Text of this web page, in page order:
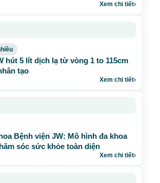
Xem chi tiết›
hút 5 lít dịch lạ từ vòng 1 to 115cm
tạo
Xem chi tiết›
Bệnh viện JW: Mô hình đa khoa
sóc sức khỏe toàn diện
Xem chi tiết›